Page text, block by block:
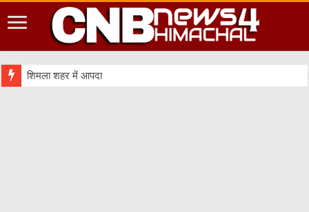
शिमला शहर में आपदा की दृष्टि से संवेदनशील स्थानों को करें चिन्ह